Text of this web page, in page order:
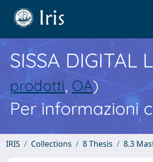
SISSA DIGITAL
prodotti, OA)
Per informazioni
IRIS Collections 8 Thesis 8.3